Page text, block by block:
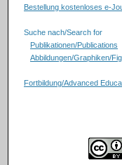
Bestellung kostenloses e-
Suche nach/Search for
Publikationen/Publications
Abbildungen/Graphiken/
Fortbildung/Advanced